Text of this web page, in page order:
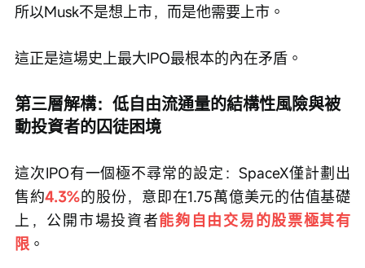
所以Musk不是想上市，而是他需要上市。
這正是這場史上最大IPO最根本的內在矛盾。
第三層解構：低自由流通量的結構性風險與被
動投資者的囚徒困境
這次IPO有一個極不尋常的設定：SpaceX僅計劃出
售約4.3%的股份，意即在1.75萬億美元的估值基礎
上，公開市場投資者能夠自由交易的股票極其有
限 。